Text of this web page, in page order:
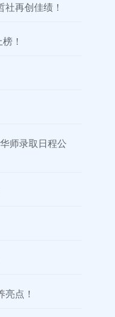
再创佳绩！
！
师录取日程公
点！